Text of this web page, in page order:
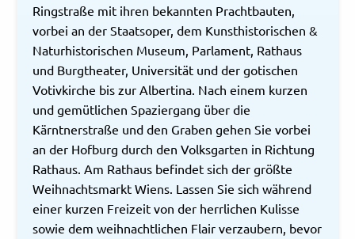
Ringstraße mit ihren bekannten Prachtbauten,
vorbei an der Staatsoper, dem Kunsthistorischen &
Naturhistorischen Museum, Parlament, Rathaus
und Burgtheater, Universität und der gotischen
Votivkirche bis zur Albertina. Nach einem kurzen
und gemütlichen Spaziergang über die
Kärntnerstraße und den Graben gehen Sie vorbei
an der Hofburg durch den Volksgarten in Richtung
Rathaus. Am Rathaus befindet sich der größte
Weihnachtsmarkt Wiens. Lassen Sie sich während
einer kurzen Freizeit von der herrlichen Kulisse
sowie dem weihnachtlichen Flair verzaubern, bevor